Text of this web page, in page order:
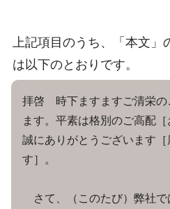
上記項目のうち、「本文
は以下のとおりです。
拝啓 時下ますますご清栄の
ます。平素は格別のご高配［
誠にありがとうございます
す］。
さて、（このたび）弊社